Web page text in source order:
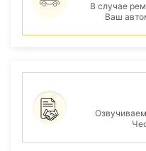
В случае
Ваш